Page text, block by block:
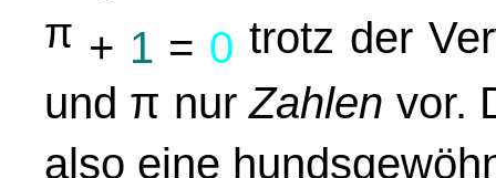
π + 1 = 0 trotz der
und π nurZahlen vor.
also eine